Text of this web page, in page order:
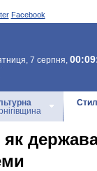
Facebook
7 серпня,